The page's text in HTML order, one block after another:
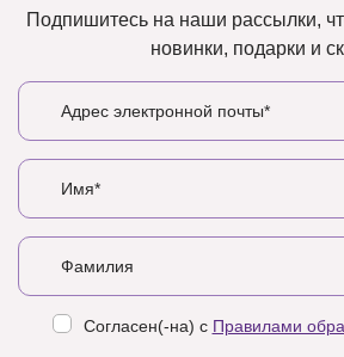
Подпишитесь на наши рассылки,
новинки, подарки и
Согласен(-на) с Правилами